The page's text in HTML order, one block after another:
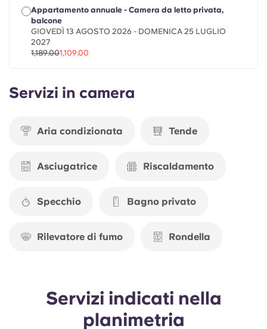
Appartamento annuale - Camera da letto privata,
balcone
GIOVEDÌ 13 AGOSTO 2026 - DOMENICA 25 LUGLIO
2027
1,189.001,109.00
Servizi in camera
Aria condizionata Tende
Asciugatrice Riscaldamento
Specchio Bagno privato
Rilevatore di fumo Rondella
Servizi indicati nella
planimetria